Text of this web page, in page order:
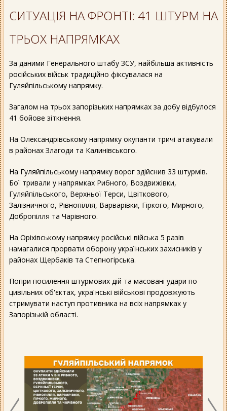
СИТУАЦІЯ НА ФРОНТІ: 41 ШТУРМ НА
ТРЬОХ НАПРЯМКАХ
За даними Генерального штабу ЗСУ, найбільша активність
російських військ традиційно фіксувалася на
Гуляйпільському напрямку.
Загалом на трьох запорізьких напрямках за добу відбулося
41 бойове зіткнення.
На Олександрівському напрямку окупанти тричі атакували
в районах Злагоди та Калинівського.
На Гуляйпільському напрямку ворог здійснив 33 штурмів.
Бої тривали у напрямках Рибного, Воздвижівки,
Гуляйпільського, Верхньої Терси, Цвіткового,
Залізничного, Рівнопілля, Варварівки, Гіркого, Мирного,
Добропілля та Чарівного.
На Оріхівському напрямку російські війська 5 разів
намагалися прорвати оборону українських захисників у
районах Щербаків та Степногірська.
Попри посилення штурмових дій та масовані удари по
цивільних об'єктах, українські військові продовжують
стримувати наступ противника на всіх напрямках у
Запорізькій області.